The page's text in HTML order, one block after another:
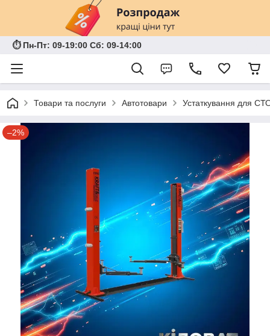
⏱ Пн-Пт: 09-19:00 Сб: 09-14:00
Товари та послуги Автотовари Устаткування для
–2%